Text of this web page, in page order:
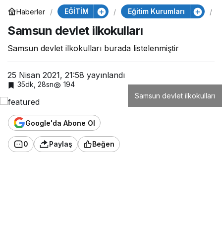
Haberler EĞİTİM Eğitim Kurumları
Samsun devlet ilkokulları
Samsun devlet ilkokulları burada listelenmiştir
25 Nisan 2021, 21:58 yayınlandı
35dk, 28sn
194
Samsun devlet ilkokulları
Google'da Abone Ol
0 Paylaş Beğen